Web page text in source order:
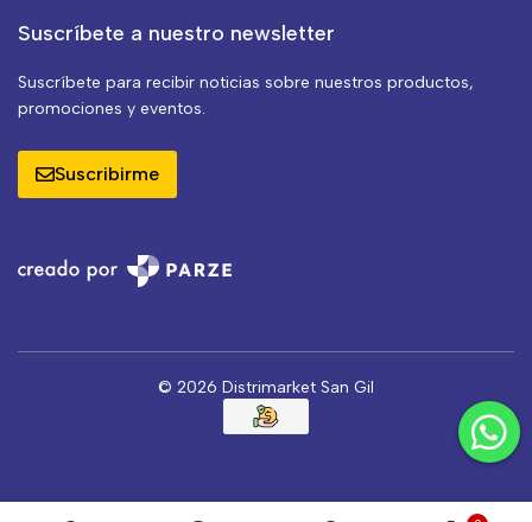
Suscríbete a nuestro newsletter
Suscríbete para recibir noticias sobre nuestros productos,
promociones y eventos.
Suscribirme
© 2026 Distrimarket San Gil